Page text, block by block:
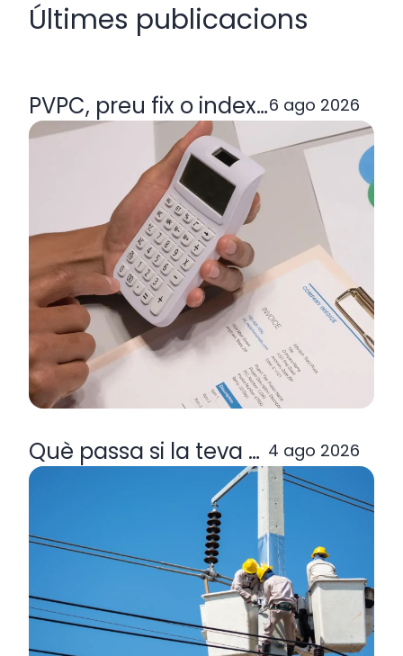
Últimes publicacions
PVPC, preu fix o indexada: quina
6 ago 2026
Què passa si la teva 4 ago 2026